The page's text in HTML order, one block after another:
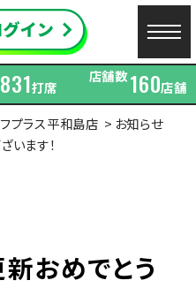
831打席
店舗数160店舗
プラス平和島店
お知らせ
います！
おめでとう